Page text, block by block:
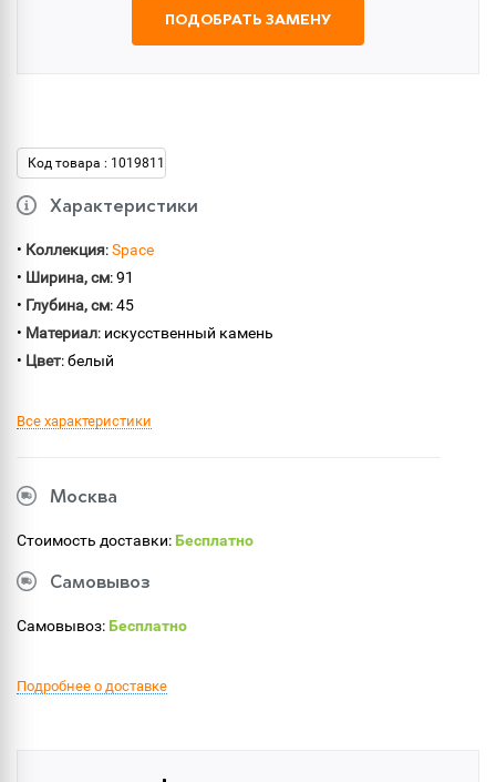
ПОДОБРАТЬ ЗАМЕНУ
Код товара : 1019811
Характеристики
• Коллекция:Space
• Ширина, см: 91
• Глубина, см: 45
• Материал: искусственный камень
• Цвет: белый
Все характеристики
Москва
Стоимость доставки:Бесплатно
Самовывоз
Самовывоз:Бесплатно
Подробнее о доставке